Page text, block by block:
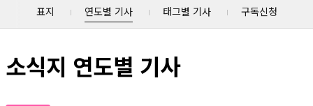
표지 연도별 기사 태그별 기사 구독신청
소식지 연도별 기사